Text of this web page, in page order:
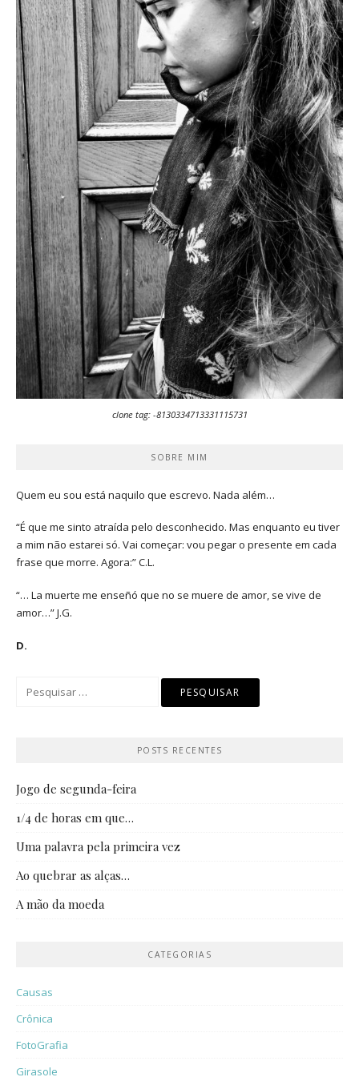
clone tag: -8130334713331115731
SOBRE MIM
Quem eu sou está naquilo que escrevo. Nada além…
“É que me sinto atraída pelo desconhecido. Mas enquanto eu tiver
a mim não estarei só. Vai começar: vou pegar o presente em cada
frase que morre. Agora:” C.L.
“… La muerte me enseñó que no se muere de amor, se vive de
amor…” J.G.
D.
Pesquisar
POSTS RECENTES
Jogo de segunda-feira
1/4 de horas em que…
Uma palavra pela primeira vez
Ao quebrar as alças…
A mão da moeda
CATEGORIAS
Causas
Crônica
FotoGrafia
Girasole